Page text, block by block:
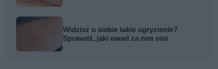
Widzisz u siebie takie ugryzienie?
Sprawdź, jaki owad za nim stoi